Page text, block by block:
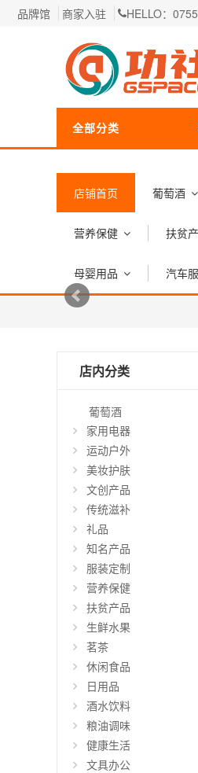
品牌馆 商家入驻 HELLO：
全部分类
店铺首页
葡萄酒
营养保健 扶贫
母婴用品 汽车
店内分类
葡萄酒
家用电器
运动户外
美妆护肤
文创产品
传统滋补
礼品
知名产品
服装定制
营养保健
扶贫产品
生鲜水果
茗茶
休闲食品
日用品
酒水饮料
粮油调味
健康生活
文具办公